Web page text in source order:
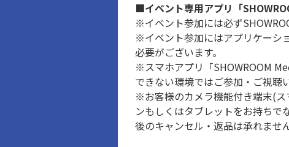
■イベント専用アプリ「
※イベント参加には必ず
※イベント参加にはアプリケーシ
必要がございます。
※スマホアプリ「SHOWROOM
できない環境ではご参加・ご視聴
※お客様のカメラ機能付き端末(ス
ンもしくはタブレットをお持ちで
後のキャンセル・返品は承れませ